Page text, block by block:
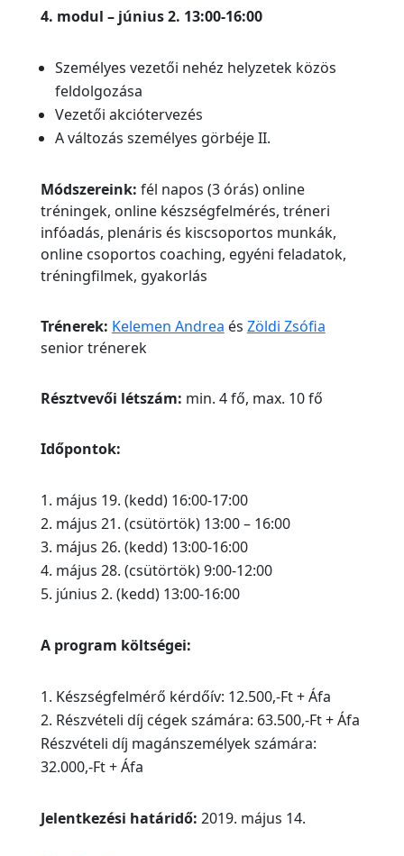
4. modul – június 2. 13:00-16:00
Személyes vezetői nehéz helyzetek közös
feldolgozása
Vezetői akciótervezés
A változás személyes görbéje II.
Módszereink: fél napos (3 órás) online
tréningek, online készségfelmérés, tréneri
infóadás, plenáris és kiscsoportos munkák,
online csoportos coaching, egyéni feladatok,
tréningfilmek, gyakorlás
Trénerek: Kelemen Andrea és Zöldi Zsófia
senior trénerek
Résztvevői létszám: min. 4 fő, max. 10 fő
Időpontok:
május 19. (kedd) 16:00-17:00
május 21. (csütörtök) 13:00 – 16:00
május 26. (kedd) 13:00-16:00
május 28. (csütörtök) 9:00-12:00
június 2. (kedd) 13:00-16:00
A program költségei:
Készségfelmérő kérdőív: 12.500,-Ft + Áfa
Részvételi díj cégek számára: 63.500,-Ft + Áfa
Részvételi díj magánszemélyek számára:
32.000,-Ft + Áfa
Jelentkezési határidő: 2019. május 14.